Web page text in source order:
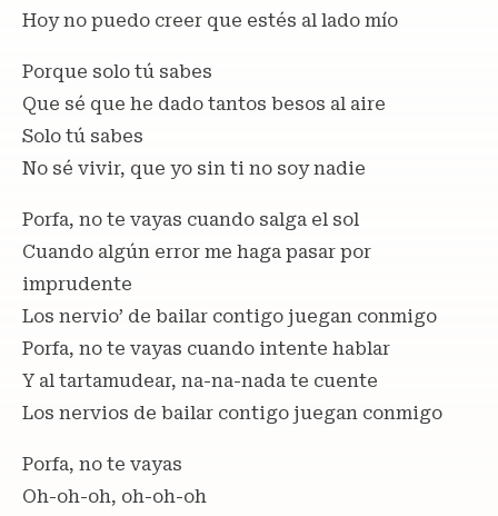
Hoy no puedo creer que estés al lado mío
Porque solo tú sabes
Que sé que he dado tantos besos al aire
Solo tú sabes
No sé vivir, que yo sin ti no soy nadie
Porfa, no te vayas cuando salga el sol
Cuando algún error me haga pasar por
imprudente
Los nervio’ de bailar contigo juegan conmigo
Porfa, no tе vayas cuando intente hablar
Y al tartamudear, na-na-nada tе cuente
Los nervios de bailar contigo juegan conmigo
Porfa, no te vayas
Oh-oh-oh, oh-oh-oh